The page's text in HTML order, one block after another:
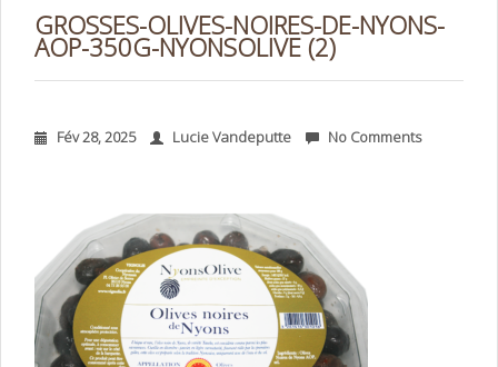
GROSSES-OLIVES-NOIRES-DE-NYONS-
AOP-350G-NYONSOLIVE (2)
Fév 28, 2025 Lucie Vandeputte No Comments